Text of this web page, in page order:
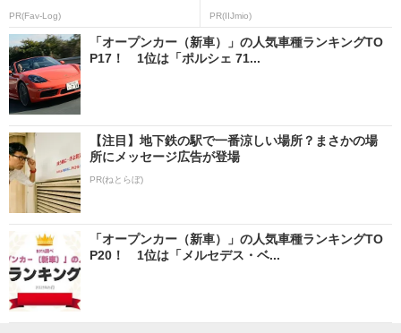
PR(Fav-Log) PR(IIJmio)
「オープンカー（新車）」の人気車種ランキングTO
P17！ 1位は「ポルシェ 71...
【注目】地下鉄の駅で一番涼しい場所？まさかの場
所にメッセージ広告が登場
PR(ねとらぼ)
「オープンカー（新車）」の人気車種ランキングTO
P20！ 1位は「メルセデス・ベ...